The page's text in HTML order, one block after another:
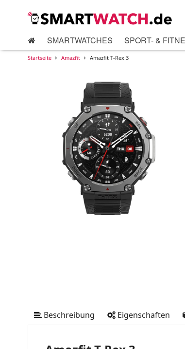
SMARTWATCHES SPORT- &
Startseite Amazfit Amazfit T-Rex 3
Beschreibung Eigenschaften